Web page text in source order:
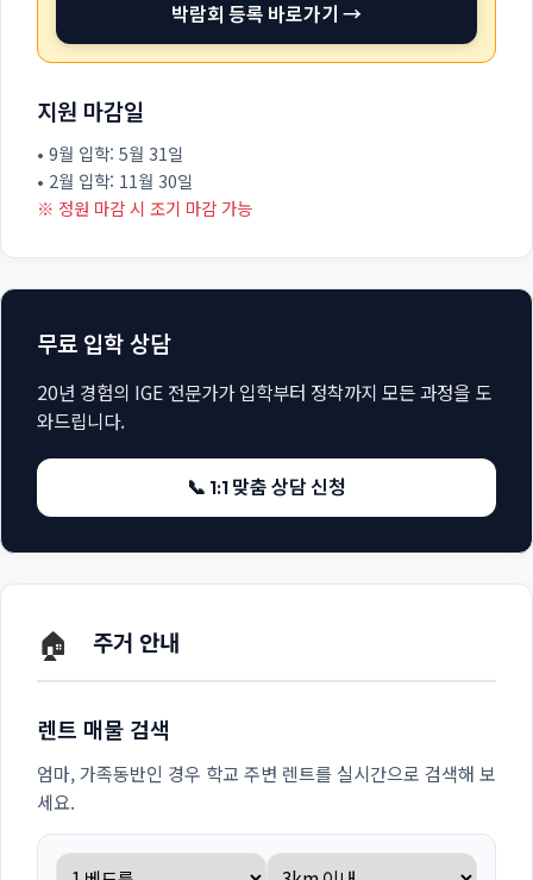
박람회 등록 바로가기 →
지원 마감일
• 9월 입학: 5월 31일
• 2월 입학: 11월 30일
※ 정원 마감 시 조기 마감 가능
무료 입학 상담
20년 경험의 IGE 전문가가 입학부터 정착까지 모든 과정을 도
와드립니다.
📞 1:1 맞춤 상담 신청
🏠 주거 안내
렌트 매물 검색
엄마, 가족동반인 경우 학교 주변 렌트를 실시간으로 검색해 보
세요.